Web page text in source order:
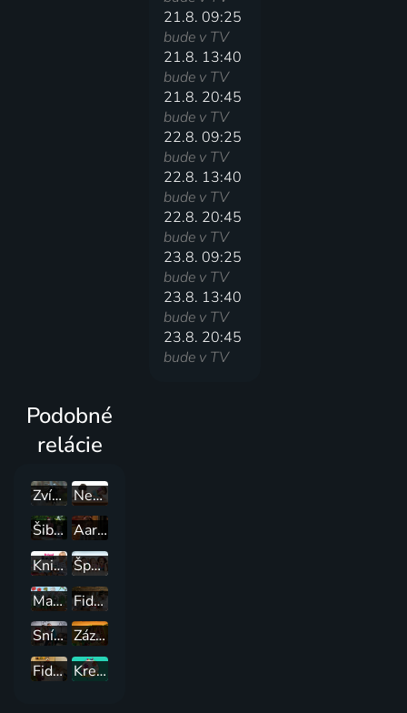
21.8. 09:25
bude v TV
21.8. 13:40
bude v TV
21.8. 20:45
bude v TV
22.8. 09:25
bude v TV
22.8. 13:40
bude v TV
22.8. 20:45
bude v TV
23.8. 09:25
bude v TV
23.8. 13:40
bude v TV
23.8. 20:45
bude v TV
Podobné
relácie
Zvířecí profesionálové
Neposlušník 3
Šibalstvá zo Spievankova 2
Aaron
Knihy od stonožky
Športovisko
MalinyJamológia 2
Fidlivareška
Sníček a Dúhalka
Zázračný ateliér
Fidlibumove pokusy
Kreatívne štúdio Talentus